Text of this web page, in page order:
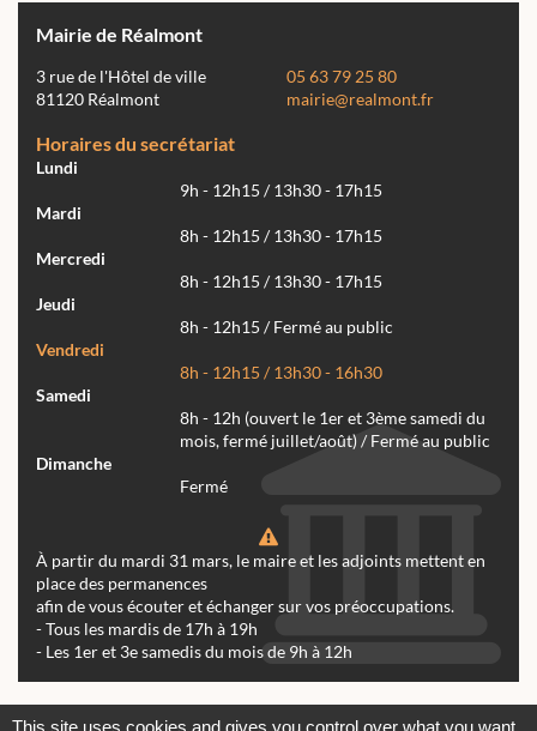
Mairie de Réalmont
3 rue de l'Hôtel de ville
81120 Réalmont
05 63 79 25 80
mairie@realmont.fr
Horaires du secrétariat
Lundi
9h - 12h15 / 13h30 - 17h15
Mardi
8h - 12h15 / 13h30 - 17h15
Mercredi
8h - 12h15 / 13h30 - 17h15
Jeudi
8h - 12h15 / Fermé au public
Vendredi
8h - 12h15 / 13h30 - 16h30
Samedi
8h - 12h (ouvert le 1er et 3ème samedi du
mois, fermé juillet/août) / Fermé au public
Dimanche
Fermé
À partir du mardi 31 mars, le maire et les adjoints mettent en
place des permanences
afin de vous écouter et échanger sur vos préoccupations.
- Tous les mardis de 17h à 19h
- Les 1er et 3e samedis du mois de 9h à 12h
This site uses cookies and gives you control over what you want